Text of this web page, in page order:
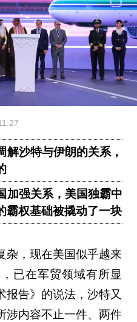
解沙特与伊朗的关系，
加强关系，美国独霸中
霸权基础被撬动了一块
杂，现在美国似乎越来
已在军贸领域有所显
报告》的说法，沙特又
涉内容不止一件、两件